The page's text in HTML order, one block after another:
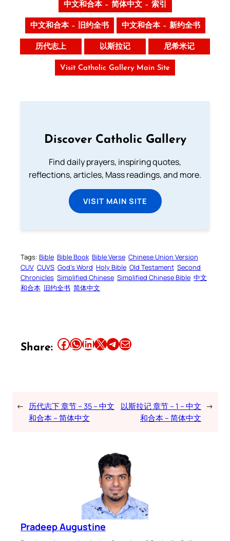
中文和合本 – 简体中文 – 索引
中文和合本 – 旧约全书 中文和合本 – 新约全书
历代志上 以斯拉记 尼希米记
Visit Catholic Gallery Main Site
Discover Catholic Gallery
Find daily prayers, inspiring quotes,
reflections, articles, Mass readings, and more.
VISIT MAIN SITE
Tags: Bible Bible Book Bible Verse Chinese Union Version
CUV CUVS God’s Word Holy Bible Old Testament Second
Chronicles Simplified Chinese Simplified Chinese Bible 中文
和合本 旧约全书 简体中文
Share: Share this article on Facebook Share this article on WhatsApp Share this article on LinkedIn Share this article on X Share this article on TelegramEmail this Article
← 历代志下 章节 – 35 – 中文
和合本 – 简体中文
以斯拉记 章节 – 1 – 中文
和合本 – 简体中文
→
Pradeep Augustine